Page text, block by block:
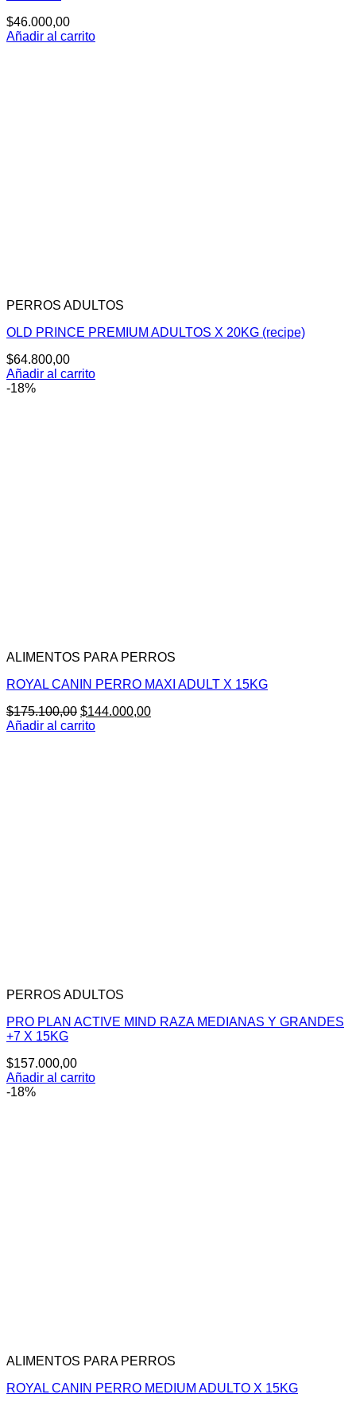
$46.000,00
Añadir al carrito
PERROS ADULTOS
OLD PRINCE PREMIUM ADULTOS X 20KG (recipe)
$64.800,00
Añadir al carrito
-18%
ALIMENTOS PARA PERROS
ROYAL CANIN PERRO MAXI ADULT X 15KG
$175.100,00 El
precio
$144.000,00El
Añadir al carrito
PERROS ADULTOS
PRO PLAN ACTIVE MIND RAZA MEDIANAS Y GRANDES
+7 X 15KG
$157.000,00
Añadir al carrito
-18%
ALIMENTOS PARA PERROS
ROYAL CANIN PERRO MEDIUM ADULTO X 15KG